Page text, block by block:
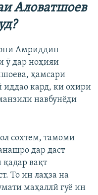
360p
360p
Аловатшоев
Амриддин
ӯ дар ноҳияи
ҳамсари
иддао кард, ки охири
навбунёди
сохтем, тамоми
дар даст
вақт
То ин лаҳза на
маҳаллӣ гуё ин